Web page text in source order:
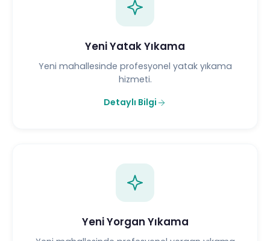
Yeni Yatak Yıkama
Yeni mahallesinde profesyonel yatak yıkama
hizmeti.
Detaylı Bilgi
Yeni Yorgan Yıkama